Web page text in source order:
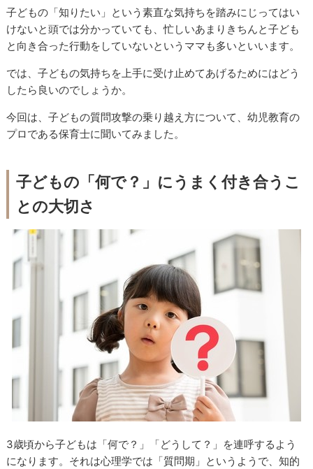
子どもの「知りたい」という素直な気持ちを踏みにじってはい
けないと頭では分かっていても、忙しいあまりきちんと子ども
と向き合った行動をしていないというママも多いといいます。
では、子どもの気持ちを上手に受け止めてあげるためにはどう
したら良いのでしょうか。
今回は、子どもの質問攻撃の乗り越え方について、幼児教育の
プロである保育士に聞いてみました。
子どもの「何で？」にうまく付き合うこ
との大切さ
3歳頃から子どもは「何で？」「どうして？」を連呼するよう
になります。それは心理学では「質問期」というようで、知的